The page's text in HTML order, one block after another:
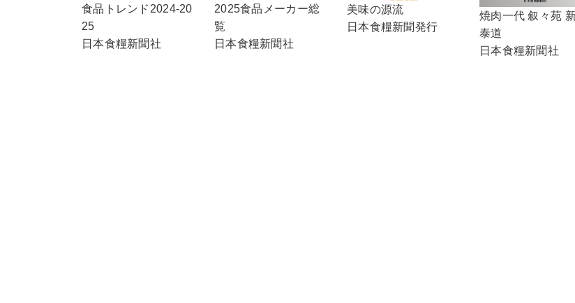
食品トレンド2024-20
25
日本食糧新聞社
2025食品メーカー総
覧
日本食糧新聞社
美味の源流
日本食糧新聞発行
焼肉一代 叙々苑
泰道
日本食糧新聞社